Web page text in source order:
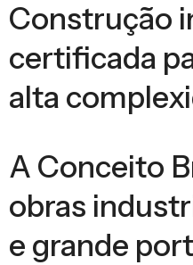
Construção
certificada
alta
A Conceito
obras
e grande